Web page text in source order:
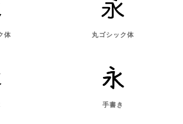
体 丸ゴシック体
手書き